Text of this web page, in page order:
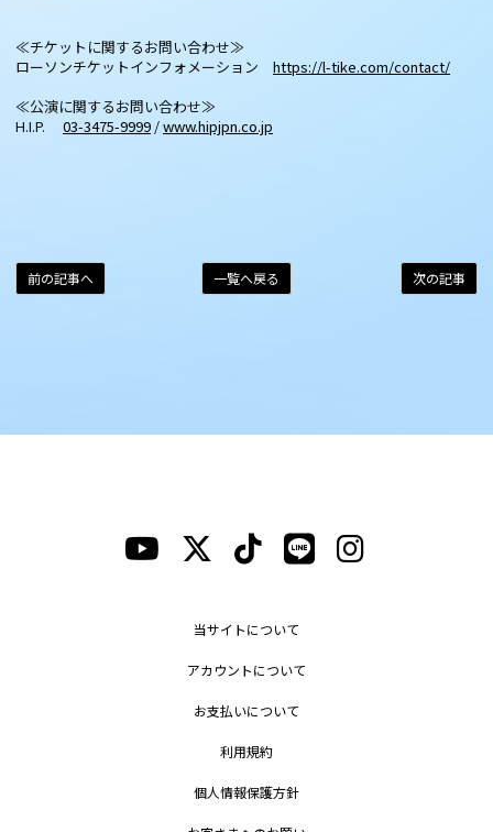
≪チケットに関するお問い合わせ≫
ローソンチケットインフォメーション https://l-tike.com/contact/
≪公演に関するお問い合わせ≫
H.I.P. 03-3475-9999 /www.hipjpn.co.jp
次の記事
一覧へ戻る
前の記事へ
当サイトについて
アカウントについて
お支払いについて
利用規約
個人情報保護方針